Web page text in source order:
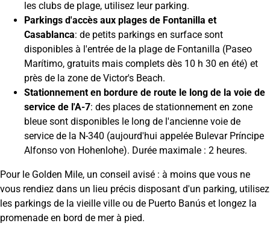
les clubs de plage, utilisez leur parking.
Parkings d'accès aux plages de Fontanilla et
Casablanca: de petits parkings en surface sont
disponibles à l'entrée de la plage de Fontanilla (Paseo
Marítimo, gratuits mais complets dès 10 h 30 en été) et
près de la zone de Victor's Beach.
Stationnement en bordure de route le long de la voie de
service de l'A-7: des places de stationnement en zone
bleue sont disponibles le long de l'ancienne voie de
service de la N-340 (aujourd'hui appelée Bulevar Príncipe
Alfonso von Hohenlohe). Durée maximale : 2 heures.
Pour le Golden Mile, un conseil avisé : à moins que vous ne
vous rendiez dans un lieu précis disposant d'un parking, utilisez
les parkings de la vieille ville ou de Puerto Banús et longez la
promenade en bord de mer à pied.